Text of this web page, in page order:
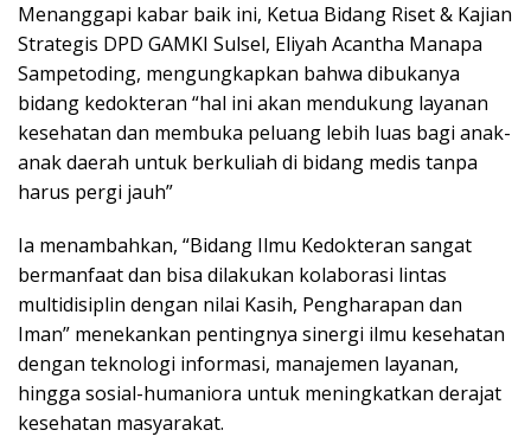
Menanggapi kabar baik ini, Ketua Bidang Riset & Kajian
Strategis DPD GAMKI Sulsel, Eliyah Acantha Manapa
Sampetoding, mengungkapkan bahwa dibukanya
bidang kedokteran “hal ini akan mendukung layanan
kesehatan dan membuka peluang lebih luas bagi anak-
anak daerah untuk berkuliah di bidang medis tanpa
harus pergi jauh”
Ia menambahkan, “Bidang Ilmu Kedokteran sangat
bermanfaat dan bisa dilakukan kolaborasi lintas
multidisiplin dengan nilai Kasih, Pengharapan dan
Iman” menekankan pentingnya sinergi ilmu kesehatan
dengan teknologi informasi, manajemen layanan,
hingga sosial-humaniora untuk meningkatkan derajat
kesehatan masyarakat.